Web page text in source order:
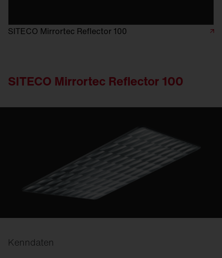
SITECO Mirrortec Reflector 100
SITECO Mirrortec Reflector 100
Kenndaten